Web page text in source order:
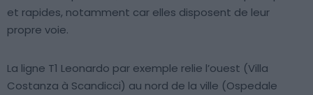
et rapides, notamment car elles disposent de leur
propre voie.
La ligne T1 Leonardo par exemple relie l’ouest (Villa
Costanza à Scandicci) au nord de la ville (Ospedale